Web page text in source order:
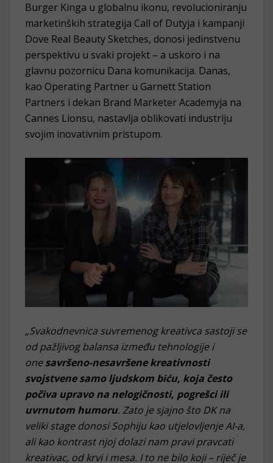
Burger Kinga u globalnu ikonu, revolucioniranju
marketinških strategija Call of Dutyja i kampanji
Dove Real Beauty Sketches, donosi jedinstvenu
perspektivu u svaki projekt – a uskoro i na
glavnu pozornicu Dana komunikacija. Danas,
kao Operating Partner u Garnett Station
Partners i dekan Brand Marketer Academyja na
Cannes Lionsu, nastavlja oblikovati industriju
svojim inovativnim pristupom.
„Svakodnevnica suvremenog kreativca sastoji se
od pažljivog balansa između tehnologije i
onesavršeno-nesavršene kreativnosti
svojstvene samo ljudskom biću, koja često
počiva upravo na nelogičnosti, pogrešci ili
uvrnutom humoru. Zato je sjajno što DK na
veliki stage donosi Sophiju kao utjelovljenje AI-a,
ali kao kontrast njoj dolazi nam pravi pravcati
kreativac, od krvi i mesa. I to ne bilo koji – riječ je